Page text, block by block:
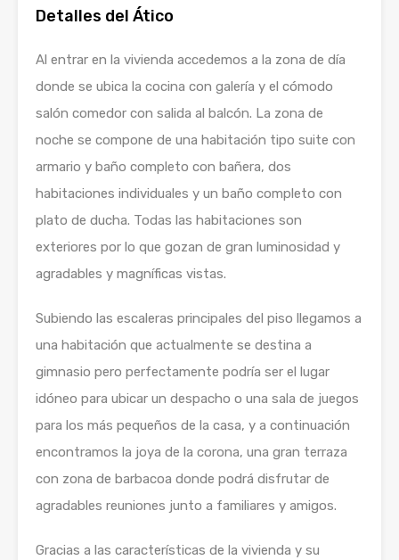
Detalles del Ático
Al entrar en la vivienda accedemos a la zona de día
donde se ubica la cocina con galería y el cómodo
salón comedor con salida al balcón. La zona de
noche se compone de una habitación tipo suite con
armario y baño completo con bañera, dos
habitaciones individuales y un baño completo con
plato de ducha. Todas las habitaciones son
exteriores por lo que gozan de gran luminosidad y
agradables y magníficas vistas.
Subiendo las escaleras principales del piso llegamos a
una habitación que actualmente se destina a
gimnasio pero perfectamente podría ser el lugar
idóneo para ubicar un despacho o una sala de juegos
para los más pequeños de la casa, y a continuación
encontramos la joya de la corona, una gran terraza
con zona de barbacoa donde podrá disfrutar de
agradables reuniones junto a familiares y amigos.
Gracias a las características de la vivienda y su